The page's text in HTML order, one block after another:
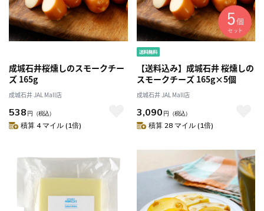
成城石井桜燻しのスモークチー
ズ 165g
成城石井 JAL Mall店
538 円 （税込）
積算 4 マイル (1倍)
【送料込み】成城石井 桜燻しの
スモークチーズ 165g×5個
成城石井 JAL Mall店
3,090 円 （税込）
積算 28 マイル (1倍)